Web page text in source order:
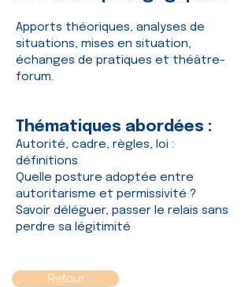
Apports théoriques, analyses de
situations, mises en situation,
échanges de pratiques et théâtre-
forum.
Thématiques abordées :
Autorité, cadre, règles, loi :
définitions
Quelle posture adoptée entre
autoritarisme et permissivité ?
Savoir déléguer, passer le relais sans
perdre sa légitimité
Retour